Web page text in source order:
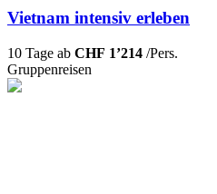
Vietnam intensiv erleben
10 Tage ab CHF 1’214 /Pers.
Gruppenreisen